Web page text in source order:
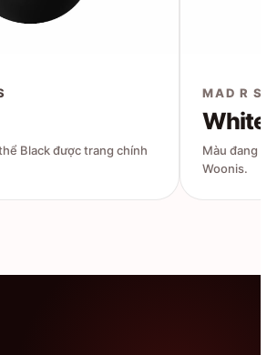
Black được trang chính
MAD R
White
Màu đang
Woonis.